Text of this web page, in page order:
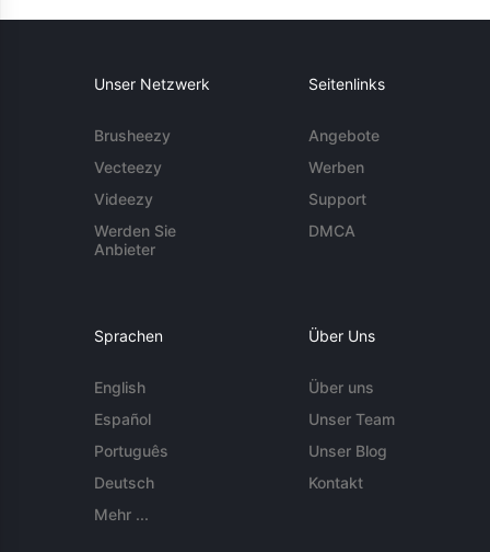
Unser Netzwerk
Brusheezy
Vecteezy
Videezy
Werden Sie
Anbieter
Seitenlinks
Angebote
Werben
Support
DMCA
Sprachen
English
Español
Português
Deutsch
Mehr ...
Über Uns
Über uns
Unser Team
Unser Blog
Kontakt